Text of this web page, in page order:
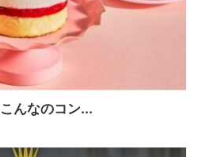
んなのコン...